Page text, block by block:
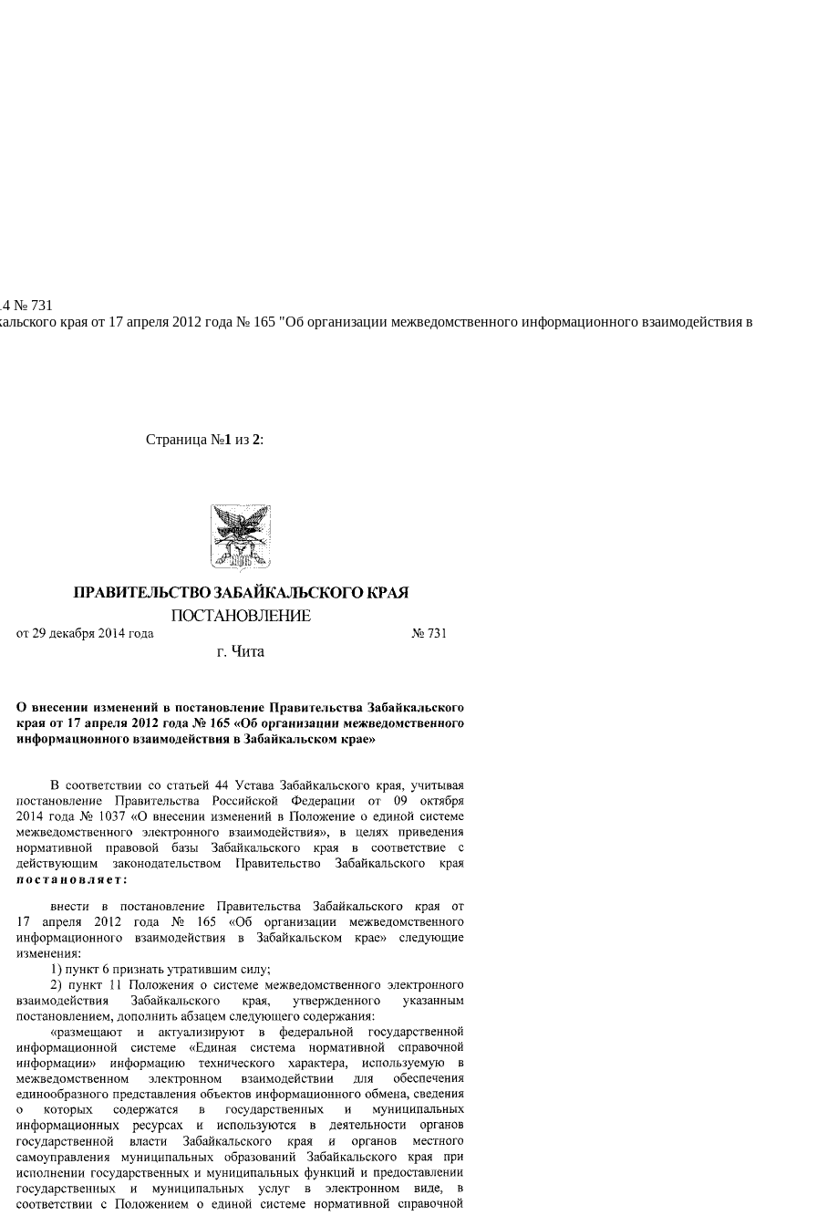
№ 731
края от 17 апреля 2012 года № 165 "Об организации межведомственного информационного взаимодействия в
Страница №1 из 2: